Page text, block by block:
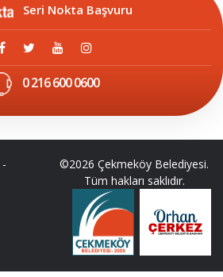
Seri Nokta Başvuru
0 216 600 0600
-
©2026 Çekmeköy Belediyesi.
Tüm hakları saklıdır.